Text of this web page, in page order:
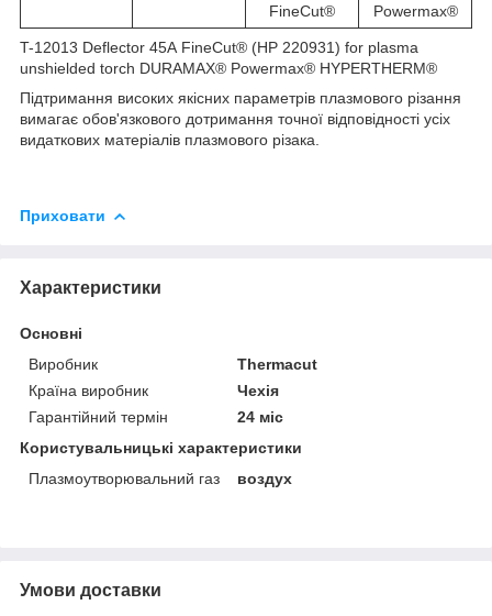
FineCut®
Powermax®
T-12013 Deflector 45A FineCut® (HP 220931) for plasma
unshielded torch DURAMAX® Powermax® HYPERTHERM®
Підтримання високих якісних параметрів плазмового різання
вимагає обов'язкового дотримання точної відповідності усіх
видаткових матеріалів плазмового різака.
Приховати
Характеристики
Основні
Виробник
Thermacut
Країна виробник
Чехія
Гарантійний термін
24 міс
Користувальницькі характеристики
Плазмоутворювальний газ
воздух
Умови доставки